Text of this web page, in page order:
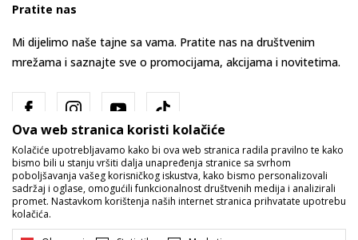
Pratite nas
Mi dijelimo naše tajne sa vama. Pratite nas na društvenim
mrežama i saznajte sve o promocijama, akcijama i novitetima.
Bosna i Hercegovina Promijenite
Ova web stranica koristi kolačiće
Kolačiće upotrebljavamo kako bi ova web stranica radila pravilno te kako
bismo bili u stanju vršiti dalja unapređenja stranice sa svrhom
poboljšavanja vašeg korisničkog iskustva, kako bismo personalizovali
sadržaj i oglase, omogućili funkcionalnost društvenih medija i analizirali
promet. Nastavkom korištenja naših internet stranica prihvatate upotrebu
kolačića.